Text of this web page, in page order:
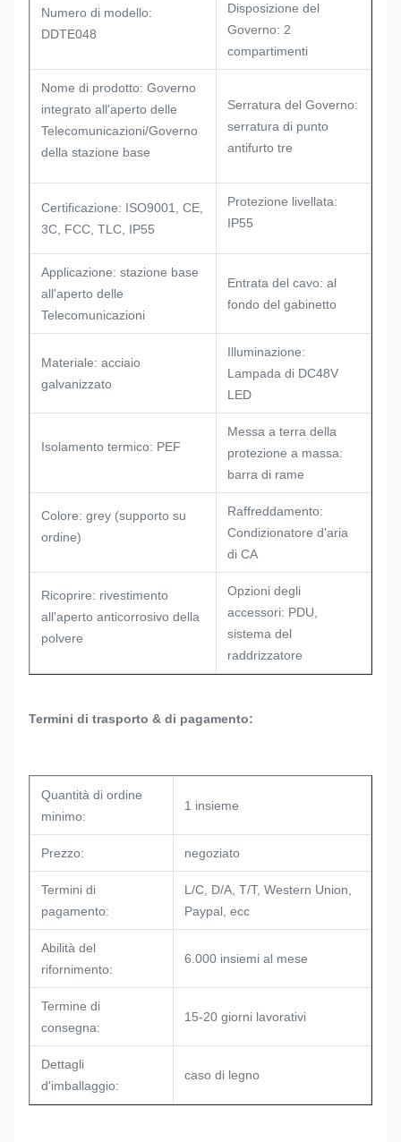
Numero di modello:
DDTE048
Disposizione del
Governo: 2
compartimenti
Nome di prodotto: Governo
integrato all'aperto delle
Telecomunicazioni/Governo
della stazione base
Serratura del Governo:
serratura di punto
antifurto tre
Certificazione: ISO9001, CE,
3C, FCC, TLC, IP55
Protezione livellata:
IP55
Applicazione: stazione base
all'aperto delle
Telecomunicazioni
Entrata del cavo: al
fondo del gabinetto
Materiale: acciaio
galvanizzato
Illuminazione:
Lampada di DC48V
LED
Isolamento termico: PEF
Messa a terra della
protezione a massa:
barra di rame
Colore: grey (supporto su
ordine)
Raffreddamento:
Condizionatore d'aria
di CA
Ricoprire: rivestimento
all'aperto anticorrosivo della
polvere
Opzioni degli
accessori: PDU,
sistema del
raddrizzatore
Termini di trasporto & di pagamento:
Quantità di ordine
minimo:
1 insieme
Prezzo: negoziato
Termini di
pagamento:
L/C, D/A, T/T, Western Union,
Paypal, ecc
Abilità del
rifornimento:
6.000 insiemi al mese
Termine di
consegna:
15-20 giorni lavorativi
Dettagli
d'imballaggio:
caso di legno